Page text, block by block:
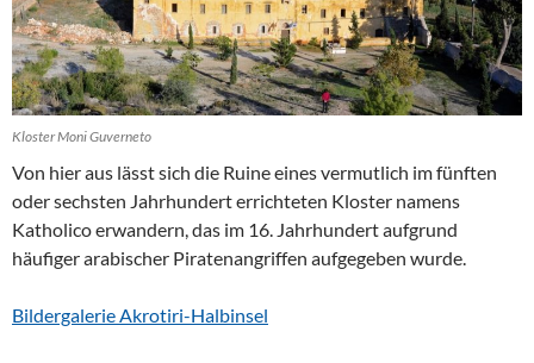
Kloster Moni Guverneto
Von hier aus lässt sich die Ruine eines vermutlich im fünften
oder sechsten Jahrhundert errichteten Kloster namens
Katholico erwandern, das im 16. Jahrhundert aufgrund
häufiger arabischer Piratenangriffen aufgegeben wurde.
Bildergalerie Akrotiri-Halbinsel